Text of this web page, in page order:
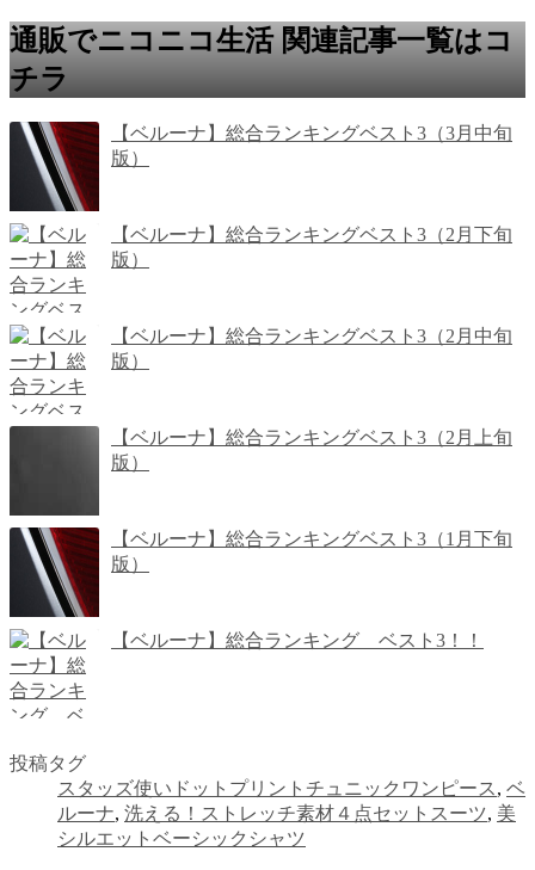
通販でニコニコ生活 関連記事一覧はコ
チラ
【ベルーナ】総合ランキングベスト3（3月中旬
版）
【ベルーナ】総合ランキングベスト3（2月下旬
版）
【ベルーナ】総合ランキングベスト3（2月中旬
版）
【ベルーナ】総合ランキングベスト3（2月上旬
版）
【ベルーナ】総合ランキングベスト3（1月下旬
版）
【ベルーナ】総合ランキング ベスト3！！
投稿タグ
スタッズ使いドットプリントチュニックワンピース , ベ
ルーナ, 洗える！ストレッチ素材４点セットスーツ, 美
シルエットベーシックシャツ